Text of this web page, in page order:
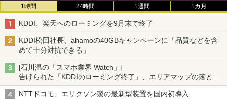
1時間 24時間 1週間 1カ月
KDDI、楽天へのローミングを9月末で終了
KDDI松田社長、ahamoの40GBキャンペーンに「品質などを含
めて十分対抗できる」
[石川温の「スマホ業界 Watch」]
告げられた「KDDIのローミング終了」、エリアマップの落とし
穴と楽天モバイルの課題
NTTドコモ、エリクソン製の最新型装置を国内初導入